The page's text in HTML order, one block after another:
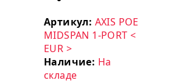
Артикул: AXIS POE
MIDSPAN 1-PORT <
EUR >
Наличие: На
складе